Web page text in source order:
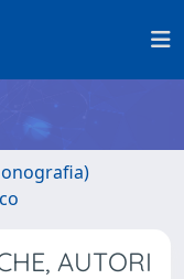
AUTORI